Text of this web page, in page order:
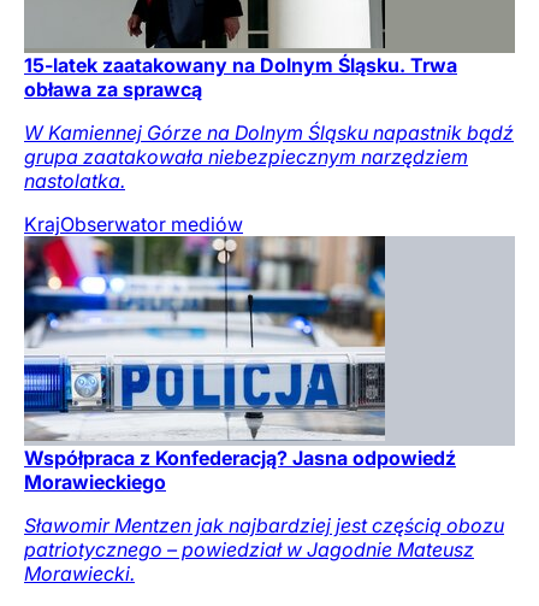
15-latek zaatakowany na Dolnym Śląsku. Trwa
obława za sprawcą
W Kamiennej Górze na Dolnym Śląsku napastnik bądź
grupa zaatakowała niebezpiecznym narzędziem
nastolatka.
KrajObserwator mediów
Współpraca z Konfederacją? Jasna odpowiedź
Morawieckiego
Sławomir Mentzen jak najbardziej jest częścią obozu
patriotycznego – powiedział w Jagodnie Mateusz
Morawiecki.